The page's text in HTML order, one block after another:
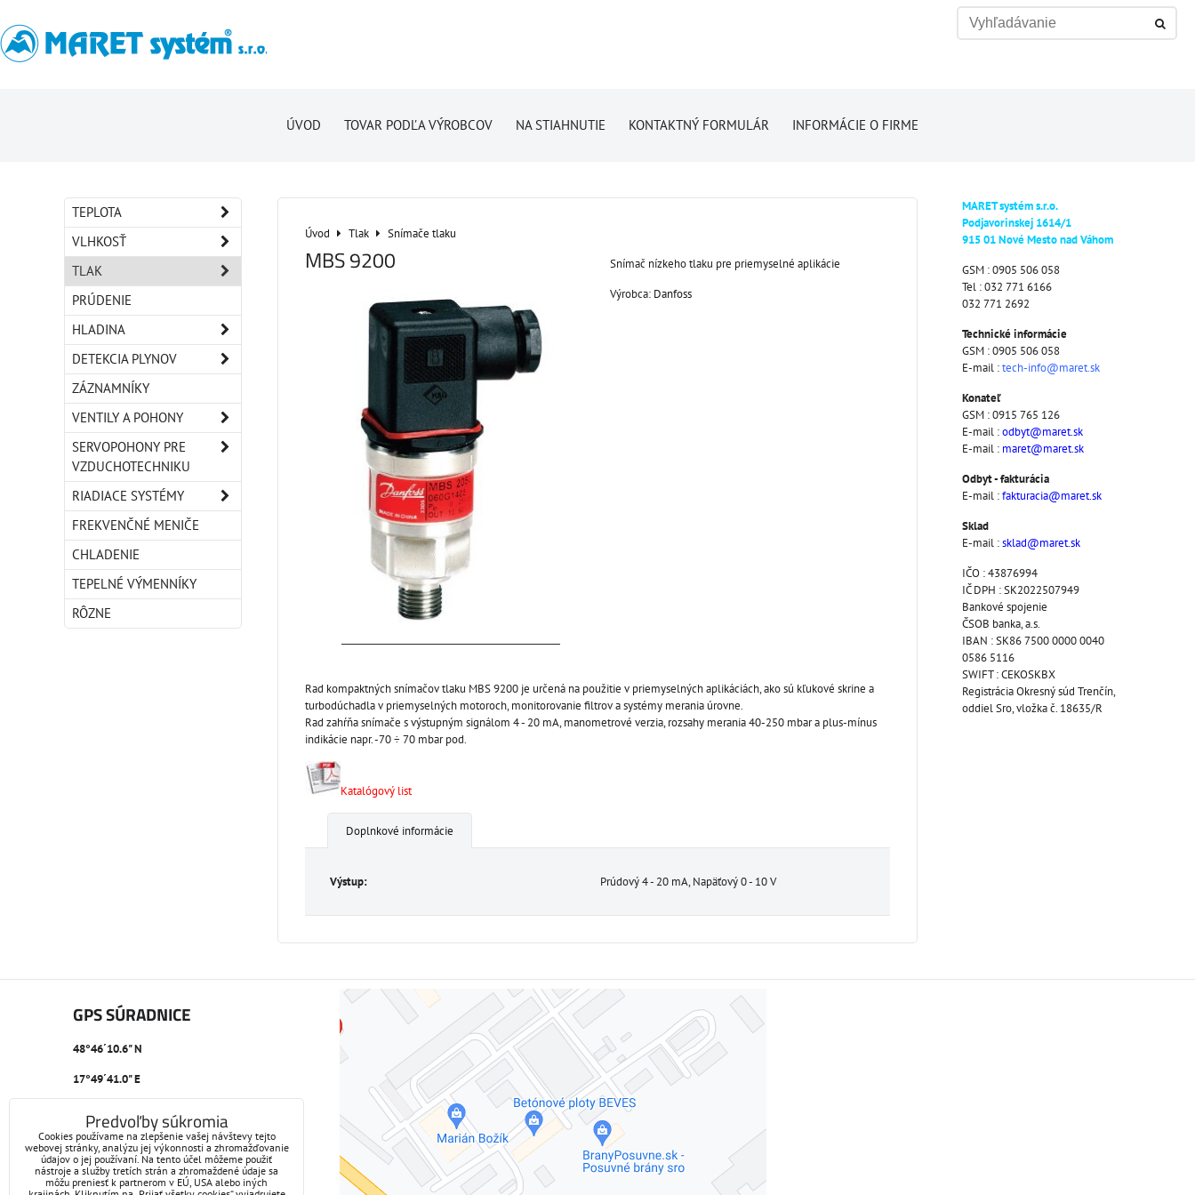
ÚVOD TOVAR PODĽA VÝROBCOV NA STIAHNUTIE KONTAKTNÝ FORMULÁR INFORMÁCIE O FIRME
Úvod Tlak Snímače tlaku
MBS 9200
Snímač nízkeho tlaku pre priemyselné aplikácie
Výrobca: Danfoss
Rad kompaktných snímačov tlaku MBS 9200 je určená na použitie v priemyselných aplikáciách, ako sú kľukové skrine a
turbodúchadla v priemyselných motoroch, monitorovanie filtrov a systémy merania úrovne.
Rad zahŕňa snímače s výstupným signálom 4 - 20 mA, manometrové verzia, rozsahy merania 40-250 mbar a plus-mínus
indikácie napr. -70 ÷ 70 mbar pod.
Katalógový list
Doplnkové informácie
Výstup: Prúdový 4 - 20 mA, Napäťový 0 - 10 V
TEPLOTA
VLHKOSŤ
TLAK
PRÚDENIE
HLADINA
DETEKCIA PLYNOV
ZÁZNAMNÍKY
VENTILY A POHONY
SERVOPOHONY PRE
VZDUCHOTECHNIKU
RIADIACE SYSTÉMY
FREKVENČNÉ MENIČE
CHLADENIE
TEPELNÉ VÝMENNÍKY
RÔZNE
MARET systém s.r.o.
Podjavorinskej 1614/1
915 01 Nové Mesto nad Váhom
GSM : 0905 506 058
Tel : 032 771 6166
032 771 2692
Technické informácie
GSM : 0905 506 058
E-mail :tech-info@maret.sk
Konateľ
GSM : 0915 765 126
E-mail :odbyt@maret.sk
E-mail : maret@maret.sk
Odbyt - fakturácia
E-mail :fakturacia@maret.sk
Sklad
E-mail :sklad@maret.sk
IČO : 43876994
IČ DPH : SK2022507949
Bankové spojenie
ČSOB banka, a.s.
IBAN : SK86 7500 0000 0040
0586 5116
SWIFT : CEKOSKBX
Registrácia Okresný súd Trenčín,
oddiel Sro, vložka č. 18635/R
GPS SÚRADNICE
48°46´10.6" N
17°49´41.0" E
Externý obsah je blokovaný Voľbami súkromia
Prajete si načítať externý obsah?
Povoliť tentokrát
Povoliť a zapamätať - súhlas s druhom cookie: Funkčné
Predvoľby súkromia
Cookies používame na zlepšenie vašej návštevy tejto
webovej stránky, analýzu jej výkonnosti a zhromažďovanie
údajov o jej používaní. Na tento účel môžeme použiť
nástroje a služby tretích strán a zhromaždené údaje sa
môžu preniesť k partnerom v EÚ, USA alebo iných